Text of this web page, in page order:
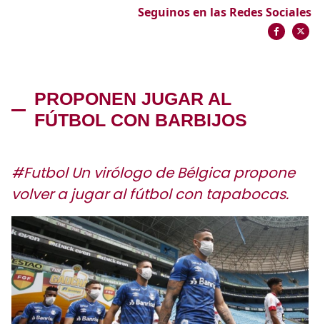
Seguinos en las Redes Sociales
PROPONEN JUGAR AL
FÚTBOL CON BARBIJOS
#Futbol Un virólogo de Bélgica propone
volver a jugar al fútbol con tapabocas.